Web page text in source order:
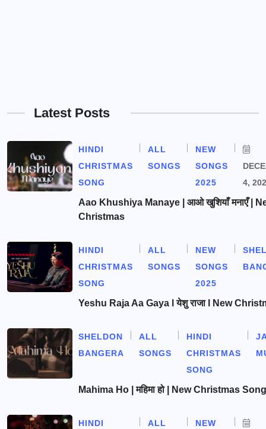
Latest Posts
HINDI
CHRISTMAS
SONG
ALL
SONGS
NEW
SONGS
2025
4,
Aao Khushiya Manaye | आओ खुशियाँ मनाएँ |
Christmas
HINDI
CHRISTMAS
SONG
ALL
SONGS
NEW
SONGS
2025
Yeshu Raja Aa Gaya l येशु राजा l New
SHELDON
BANGERA
ALL
SONGS
HINDI
CHRISTMAS
SONG
Mahima Ho | महिमा हो | New Christmas Song
HINDI
ALL
NEW